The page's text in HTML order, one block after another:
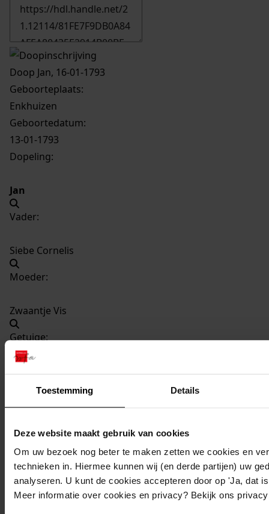
Toestemming Details
Deze website maakt gebruik van cookies
Om uw bezoek nog beter te maken zetten we cookies en
technieken in. Hiermee kunnen wij (en derde partijen) uw
analyseren. U kunt de cookies accepteren door op 'Ja, dat
Meer informatie over cookies en privacy? Bekijk ons
Doop Jan, 16-01-1793
Geboorteplaats:
Enkhuizen
Geboortedatum:
13-01-1793
Dopeling:
Jan
Vader:
Siebe Cornelis
Moeder:
Zwaantje Vis
Getuige:
Antje de Ruiter
Kerkelijke gezindte:
Toegangsnummer:
1702-09 Doop-, trouw- en begraafboeken Enkhuizen,
1581-1910
Inventarisnummer :
12